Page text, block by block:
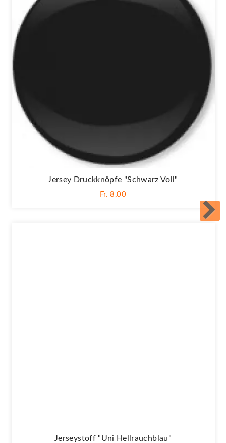
Jersey Druckknöpfe "Schwarz Voll"
Fr. 8,00
Jerseystoff "Uni Hellrauchblau"